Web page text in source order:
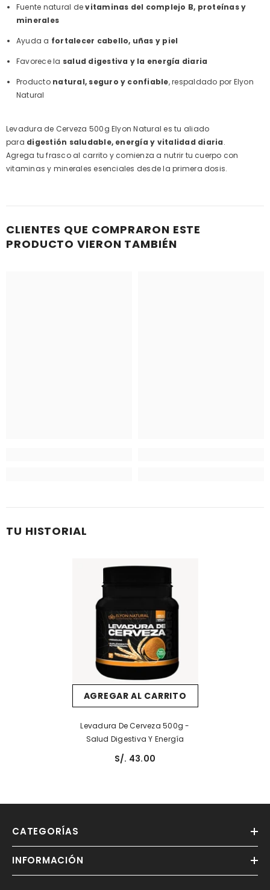
Fuente natural devitaminas del complejo B, proteínas y
minerales
Ayuda a fortalecer cabello, uñas y piel
Favorece la salud digestiva y la energía diaria
Producto natural, seguro y confiable, respaldado por Elyon
Natural
Levadura de Cerveza 500g Elyon Natural es tu aliado
para digestión saludable, energía y vitalidad diaria.
Agrega tu frasco al carrito y comienza a nutrir tu cuerpo con
vitaminas y minerales esenciales desde la primera dosis.
CLIENTES QUE COMPRARON ESTE
PRODUCTO VIERON TAMBIÉN
TU HISTORIAL
AGREGAR AL CARRITO
Levadura De Cerveza 500g -
Salud Digestiva Y Energía
S/. 43.00
CATEGORÍAS
INFORMACIÓN